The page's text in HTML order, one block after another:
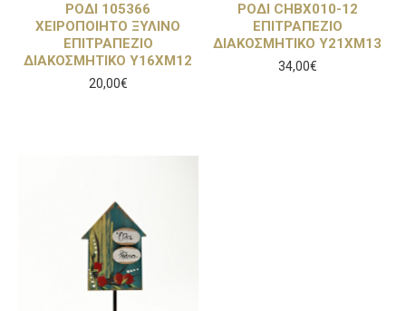
ΡΟΔΙ 105366
ΧΕΙΡΟΠΟΙΗΤΟ ΞΥΛΙΝΟ
ΕΠΙΤΡΑΠΕΖΙΟ
ΔΙΑΚΟΣΜΗΤΙΚΟ Υ16ΧΜ12
20,00€
ΡΟΔΙ CHBX010-12
ΕΠΙΤΡΑΠΕΖΙΟ
ΔΙΑΚΟΣΜΗΤΙΚΟ Υ21ΧΜ13
34,00€